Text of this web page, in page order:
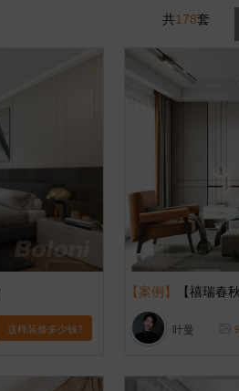
共178套
这样装修多少钱?
【案例】 【禧瑞春
叶曼 9